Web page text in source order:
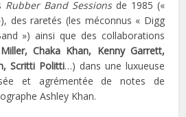
Rubber Band Sessionsde 1985 («
des raretés (les méconnus « Digg
») ainsi que des collaborations
Chaka Khan, Kenny Garrett,
Scritti Politti…) dans une luxueuse
et agrémentée de notes de
Ashley Khan.